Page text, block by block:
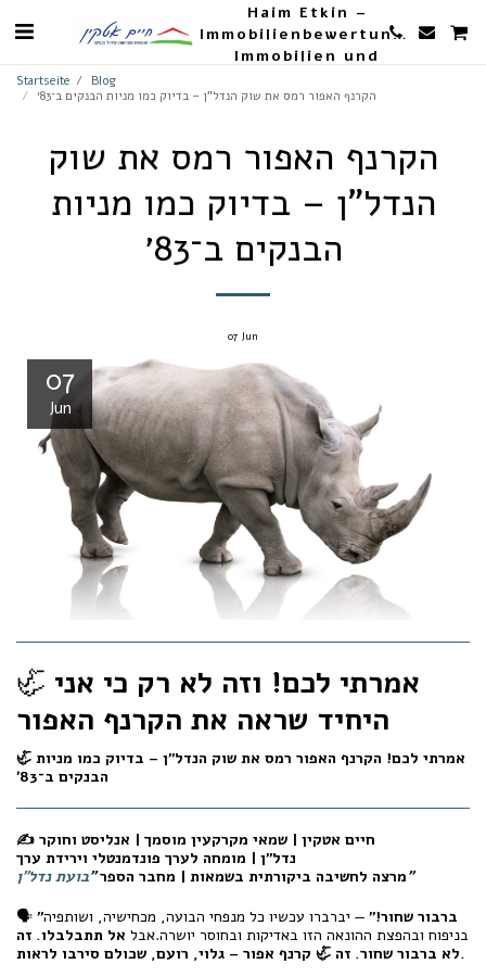
Haim Etkin –
Immobilienbewertungen,
Immobilien und
Startseite
Blog
הקרנף האפור רמס את שוק הנדל"ן – בדיוק כמו מניות הבנקים ב־83׳
הקרנף האפור רמס את שוק
הנדל"ן – בדיוק כמו מניות
הבנקים ב־83׳
07 Jun
07
Jun
🦏 אמרתי לכם! וזה לא רק כי אני
היחיד שראה את הקרנף האפור
🦏 אמרתי לכם! הקרנף האפור רמס את שוק הנדל"ן – בדיוק כמו מניות
הבנקים ב־83׳
✍ חיים אטקין | שמאי מקרקעין מוסמך | אנליסט וחוקר
נדל"ן | מומחה לערך פונדמנטלי וירידת ערך
מרצה לחשיבה ביקורתית בשמאות | מחבר הספר"בועת נדל"ן
"
🗣️
"ברבור שחור!" — יברברו עכשיו כל מנפחי הבועה, מכחישיה, ושותפיה
בניפוח ובהפצת ההונאה הזו באדיקות ובחוסר יושרה.אבל אל תתבלבלו. זה
לא ברבור שחור. זה 🦏 קרנף אפור – גלוי, רועם, שכולם סירבו לראות.